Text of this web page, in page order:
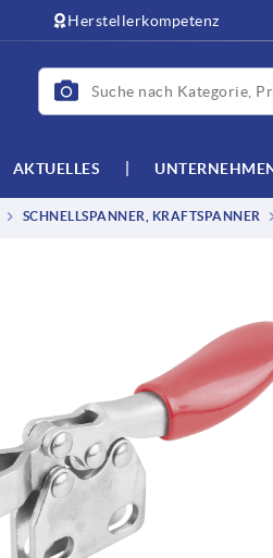
Herstellerkompetenz
AKTUELLES
SCHNELLSPANNER, KRAFTSPANNER